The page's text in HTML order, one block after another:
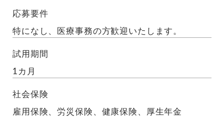
応募要件
特になし、医療事務の方歓迎いたします。
試用期間
1カ月
社会保険
雇用保険、労災保険、健康保険、厚生年金